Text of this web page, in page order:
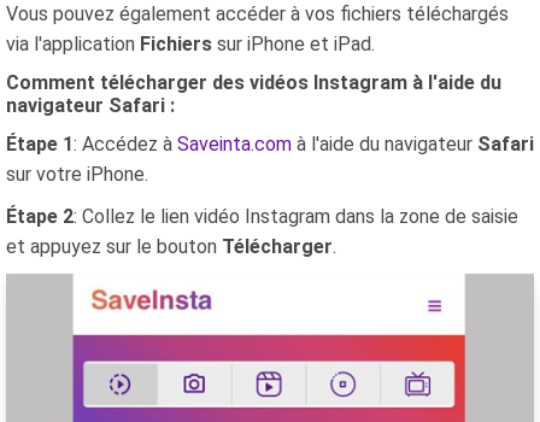
Vous pouvez également accéder à vos fichiers téléchargés
via l'application Fichiers sur iPhone et iPad.
Comment télécharger des vidéos Instagram à l'aide du
navigateur Safari :
Étape 1: Accédez à Saveinta.com à l'aide du navigateur Safari
sur votre iPhone.
Étape 2: Collez le lien vidéo Instagram dans la zone de saisie
et appuyez sur le bouton Télécharger.